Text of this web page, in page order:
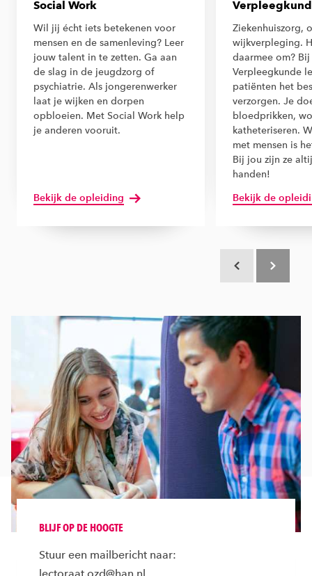
Social Work
Wil jij écht iets betekenen voor
mensen en de samenleving? Leer
jouw talent in te zetten. Ga aan
de slag in de jeugdzorg of
psychiatrie. Als jongerenwerker
laat je wijken en dorpen
opbloeien. Met Social Work help
je anderen vooruit.
Bekijk de opleiding
Ziekenhuiszorg,
wijkverpleging.
daarmee om?
Verpleegkunde
patiënten het
verzorgen. Je
bloedprikken,
katheteriseren.
met mensen is
Bij jou zijn ze
handen!
Bekijk de
BLIJF OP DE HOOGTE
Stuur een mailbericht naar: